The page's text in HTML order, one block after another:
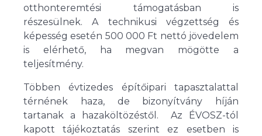
otthonteremtési támogatásban is
részesülnek. A technikusi végzettség és
képesség esetén 500 000 Ft nettó jövedelem
is elérhető, ha megvan mögötte a
teljesítmény.
Többen évtizedes építőipari tapasztalattal
térnének haza, de bizonyítvány híján
tartanak a hazaköltözéstől. Az ÉVOSZ-tól
kapott tájékoztatás szerint ez esetben is